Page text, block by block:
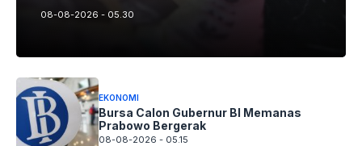
08-08-2026 - 05.30
EKONOMI
Bursa Calon Gubernur BI Memanas
Prabowo Bergerak
08-08-2026 - 05.15